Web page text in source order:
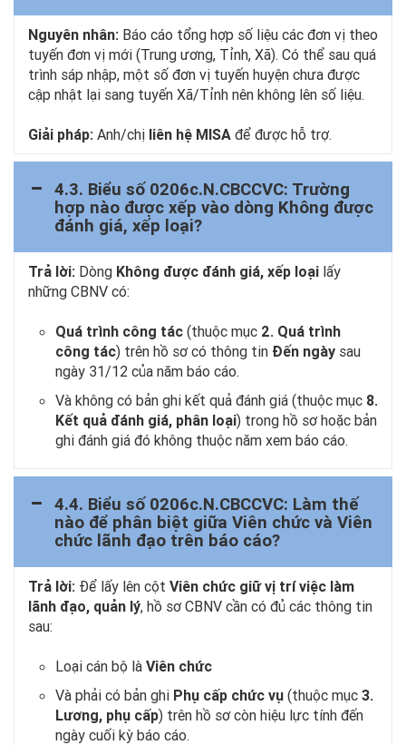
Nguyên nhân: Báo cáo tổng hợp số liệu các đơn vị theo
tuyến đơn vị mới (Trung ương, Tỉnh, Xã). Có thể sau quá
trình sáp nhập, một số đơn vị tuyến huyện chưa được
cập nhật lại sang tuyến Xã/Tỉnh nên không lên số liệu.
Giải pháp: Anh/chị liên hệ MISA để được hỗ trợ.
4.3. Biểu số 0206c.N.CBCCVC: Trường
hợp nào được xếp vào dòng Không được
đánh giá, xếp loại?
Trả lời: Dòng Không được đánh giá, xếp loại lấy
những CBNV có:
Quá trình công tác (thuộc mục 2. Quá trình
công tác) trên hồ sơ có thông tin Đến ngày sau
ngày 31/12 của năm báo cáo.
Và không có bản ghi kết quả đánh giá (thuộc mục 8.
Kết quả đánh giá, phân loại) trong hồ sơ hoặc bản
ghi đánh giá đó không thuộc năm xem báo cáo.
4.4. Biểu số 0206c.N.CBCCVC: Làm thế
nào để phân biệt giữa Viên chức và Viên
chức lãnh đạo trên báo cáo?
Trả lời: Để lấy lên cột Viên chức giữ vị trí việc làm
lãnh đạo, quản lý, hồ sơ CBNV cần có đủ các thông tin
sau:
Loại cán bộ là Viên chức
Và phải có bản ghi Phụ cấp chức vụ (thuộc mục 3.
Lương, phụ cấp) trên hồ sơ còn hiệu lực tính đến
ngày cuối kỳ báo cáo.